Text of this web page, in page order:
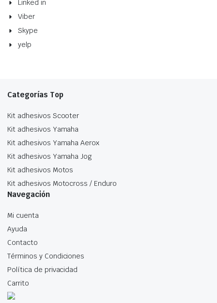
Linked in
Viber
Skype
yelp
Categorías Top
Kit adhesivos Scooter
Kit adhesivos Yamaha
Kit adhesivos Yamaha Aerox
Kit adhesivos Yamaha Jog
Kit adhesivos Motos
Kit adhesivos Motocross / Enduro
Navegación
Mi cuenta
Ayuda
Contacto
Términos y Condiciones
Política de privacidad
Carrito